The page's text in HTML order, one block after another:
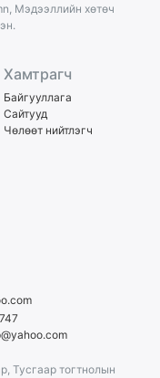
Мэдээллийн хөтөч
Хамтрагч
Байгууллага
Сайтууд
Чөлөөт нийтлэгч
Тусгаар тогтнолын